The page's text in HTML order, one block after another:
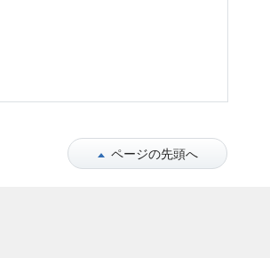
ページの先頭へ